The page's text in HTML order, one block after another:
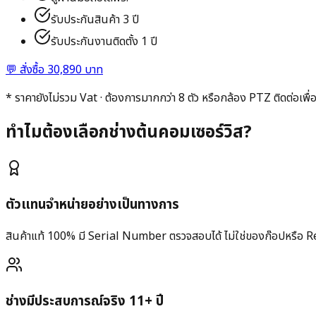
รับประกันสินค้า 3 ปี
รับประกันงานติดตั้ง 1 ปี
💬 สั่งซื้อ 30,890 บาท
* ราคายังไม่รวม Vat · ต้องการมากกว่า 8 ตัว หรือกล้อง PTZ ติดต่อเ
ทำไมต้องเลือกช่างต้นคอมเซอร์วิส?
ตัวแทนจำหน่ายอย่างเป็นทางการ
สินค้าแท้ 100% มี Serial Number ตรวจสอบได้ ไม่ใช่ของก๊อปหรือ
ช่างมีประสบการณ์จริง 11+ ปี